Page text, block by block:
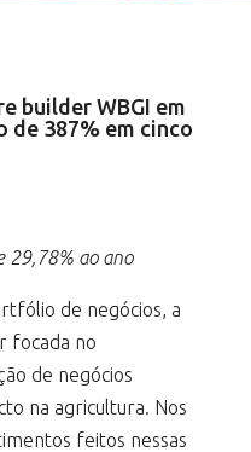
builder WBGI em
de 387% em cinco
29,78% ao ano
de negócios, a
focada no
de negócios
na agricultura. Nos
feitos nessas